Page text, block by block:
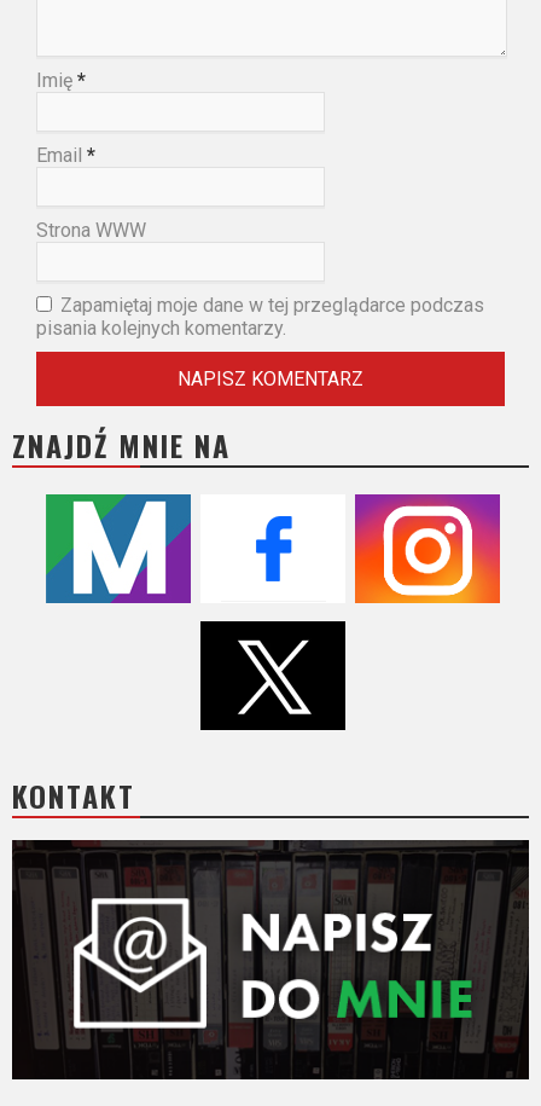
Imię *
Email *
Strona WWW
Zapamiętaj moje dane w tej przeglądarce podczas
pisania kolejnych komentarzy.
ZNAJDŹ MNIE NA
KONTAKT